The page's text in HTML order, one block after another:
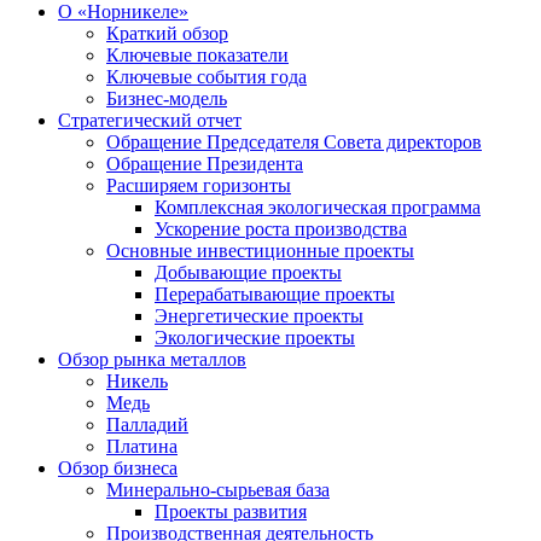
О «Норникеле»
Краткий обзор
Ключевые показатели
Ключевые события года
Бизнес-модель
Стратегический отчет
Обращение Председателя Совета директоров
Обращение Президента
Расширяем горизонты
Комплексная экологическая программа
Ускорение роста производства
Основные инвестиционные проекты
Добывающие проекты
Перерабатывающие проекты
Энергетические проекты
Экологические проекты
Обзор рынка металлов
Никель
Медь
Палладий
Платина
Обзор бизнеса
Минерально-сырьевая база
Проекты развития
Производственная деятельность